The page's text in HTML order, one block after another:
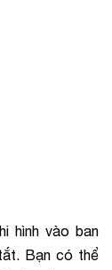
hình vào ban
Bạn có thể